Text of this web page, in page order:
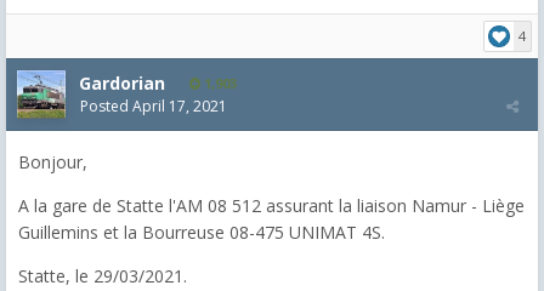
4
Gardorian 1,903
Posted April 17, 2021
Bonjour,
A la gare de Statte l'AM 08 512 assurant la liaison Namur - Liège
Guillemins et la Bourreuse 08-475 UNIMAT 4S.
Statte, le 29/03/2021.